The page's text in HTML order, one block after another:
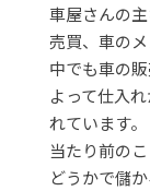
車屋さんの
売買、車の
中でも車の
よって仕入
れています。
当たり前の
どうかで儲